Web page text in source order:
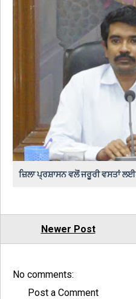
ਜ਼ਿਲਾ ਪ੍ਰਸ਼ਾਸਨ ਵਲੋਂ ਜਰੂਰੀ ਵਸਤਾਂ
Newer Post
No comments:
Post a Comment